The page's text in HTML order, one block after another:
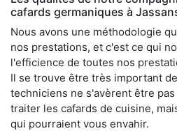
cafards germaniques à
Nous avons une méthodologie
nos prestations, et c'est ce qui
l'efficience de toutes nos
Il se trouve être très important
techniciens ne s'avèrent être
traiter les cafards de cuisine,
qui pourraient vous envahir.